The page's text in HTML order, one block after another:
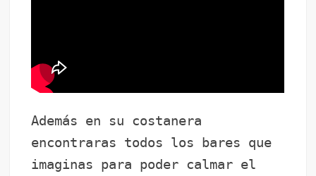
Además en su costanera
encontraras todos los bares que
imaginas para poder calmar el